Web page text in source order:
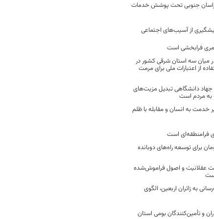
خراسان جنوبی تحت پوشش خدمات
از آسیب‌های اجتماعی
فرابخشی است
میان سه استان شرقی کشور در
از اعتبارات ملی برای مرمت
دانشگاهی تبدیل مزیت‌های
مردم است
خدمت به انسان و مقابله با ظلم
فرامنطقه‌ای است
تومان برای توسعه راه‌های دوبانده
عقلانیت و اصول فراموش‌شده
به زائران اربعین، الگوی
و تأمین‌کنندگان بومی استان